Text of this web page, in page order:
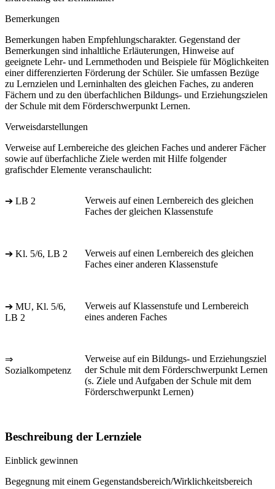
Bemerkungen
Bemerkungen haben Empfehlungscharakter. Gegenstand der
Bemerkungen sind inhaltliche Erläuterungen, Hinweise auf
geeignete Lehr- und Lernmethoden und Beispiele für Möglichkeiten
einer differenzierten Förderung der Schüler. Sie umfassen Bezüge
zu Lernzielen und Lerninhalten des gleichen Faches, zu anderen
Fächern und zu den überfachlichen Bildungs- und Erziehungszielen
der Schule mit dem Förderschwerpunkt Lernen.
Verweisdarstellungen
Verweise auf Lernbereiche des gleichen Faches und anderer Fächer
sowie auf überfachliche Ziele werden mit Hilfe folgender
grafischder Elemente veranschaulicht:
➔ LB 2
Verweis auf einen Lernbereich des gleichen
Faches der gleichen Klassenstufe
➔ Kl. 5/6, LB 2
Verweis auf einen Lernbereich des gleichen
Faches einer anderen Klassenstufe
➔ MU, Kl. 5/6,
LB 2
Verweis auf Klassenstufe und Lernbereich
eines anderen Faches
⇒
Sozialkompetenz
Verweise auf ein Bildungs- und Erziehungsziel
der Schule mit dem Förderschwerpunkt Lernen
(s. Ziele und Aufgaben der Schule mit dem
Förderschwerpunkt Lernen)
Beschreibung der Lernziele
Einblick gewinnen
Begegnung mit einem Gegenstandsbereich/Wirklichkeitsbereich